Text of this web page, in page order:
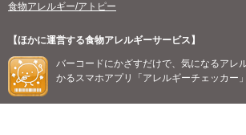
食物アレルギー/アトピー
【ほかに運営する食物アレルギーサービス】
バーコードにかざすだけで、気になるアレ
かるスマホアプリ「アレルギーチェッカー」